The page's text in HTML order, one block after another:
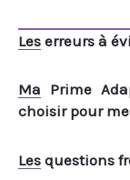
Les erreurs à
Ma Prime
choisir pour
Les questions